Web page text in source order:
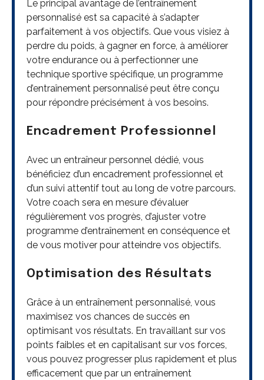
Le principal avantage de l’entraînement
personnalisé est sa capacité à s’adapter
parfaitement à vos objectifs. Que vous visiez à
perdre du poids, à gagner en force, à améliorer
votre endurance ou à perfectionner une
technique sportive spécifique, un programme
d’entraînement personnalisé peut être conçu
pour répondre précisément à vos besoins.
Encadrement Professionnel
Avec un entraîneur personnel dédié, vous
bénéficiez d’un encadrement professionnel et
d’un suivi attentif tout au long de votre parcours.
Votre coach sera en mesure d’évaluer
régulièrement vos progrès, d’ajuster votre
programme d’entraînement en conséquence et
de vous motiver pour atteindre vos objectifs.
Optimisation des Résultats
Grâce à un entraînement personnalisé, vous
maximisez vos chances de succès en
optimisant vos résultats. En travaillant sur vos
points faibles et en capitalisant sur vos forces,
vous pouvez progresser plus rapidement et plus
efficacement que par un entraînement